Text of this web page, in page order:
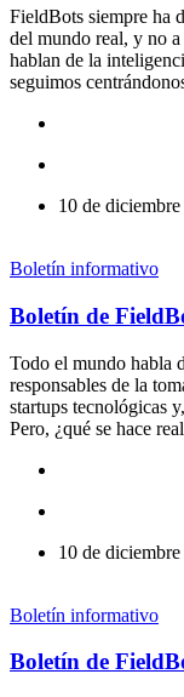
FieldBots siempre ha
del mundo real, y no
hablan de la
seguimos
10 de
Boletín informativo
Boletín de
Todo el mundo habla
responsables de la
startups tecnológicas
Pero, ¿qué se hace
10 de
Boletín informativo
Boletín de